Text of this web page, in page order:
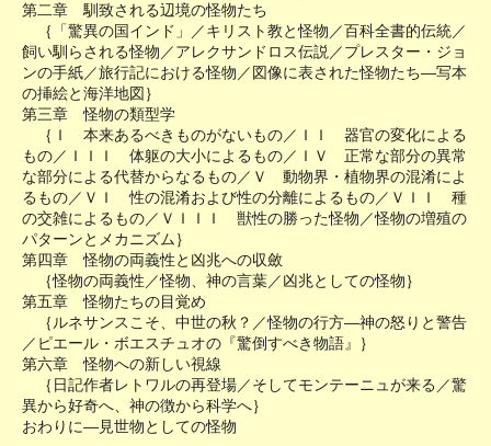
第二章 馴致される辺境の怪物たち
｛「驚異の国インド」／キリスト教と怪物／百科全書的伝統／
飼い馴らされる怪物／アレクサンドロス伝説／プレスター・ジョ
ンの手紙／旅行記における怪物／図像に表された怪物たち―写本
の挿絵と海洋地図｝
第三章 怪物の類型学
｛Ｉ 本来あるべきものがないもの／ＩＩ 器官の変化による
もの／ＩＩＩ 体躯の大小によるもの／ＩＶ 正常な部分の異常
な部分による代替からなるもの／Ｖ 動物界・植物界の混淆によ
るもの／ＶＩ 性の混淆および性の分離によるもの／ＶＩＩ 種
の交雑によるもの／ＶＩＩＩ 獣性の勝った怪物／怪物の増殖の
パターンとメカニズム｝
第四章 怪物の両義性と凶兆への収斂
｛怪物の両義性／怪物、神の言葉／凶兆としての怪物｝
第五章 怪物たちの目覚め
｛ルネサンスこそ、中世の秋？／怪物の行方―神の怒りと警告
／ピエール・ボエスチュオの『驚倒すべき物語』｝
第六章 怪物への新しい視線
｛日記作者レトワルの再登場／そしてモンテーニュが来る／驚
異から好奇へ、神の徴から科学へ｝
おわりに―見世物としての怪物